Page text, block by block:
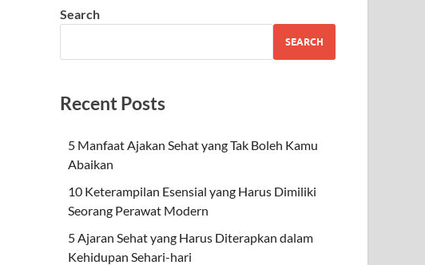
Search
SEARCH
Recent Posts
5 Manfaat Ajakan Sehat yang Tak Boleh Kamu
Abaikan
10 Keterampilan Esensial yang Harus Dimiliki
Seorang Perawat Modern
5 Ajaran Sehat yang Harus Diterapkan dalam
Kehidupan Sehari-hari